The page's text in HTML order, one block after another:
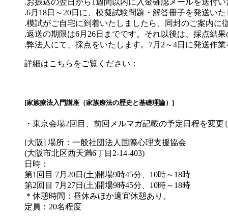
.お振込の翌日から1週間以内に入金確認メールを送付
.6月18日～20日に、模擬試験問題・解答冊子を発送い
.模試がご自宅に到着いたしましたら、同封のご案内
.返送の期限は6月26日までです。それ以後は、採点結
.弊法人にて、採点をいたします。7月2～4日に発送作
詳細はこちらをご覧ください：
[家族療法入門講座（家族療法の歴史と基礎理論）]
・東京会場2回目、前回メルマガ記載の予定日程を変
[大阪] 場所：一般社団法人国際心理支援協会
(大阪市北区西天満6丁目2-14-403)
日時：
第1回目 7月20日(土)開場9時45分、10時～18時
第2回目 7月27日(土)開場9時45分、10時～18時
＊休憩時間：昼休みほか適宜休憩あり。
定員：20名程度